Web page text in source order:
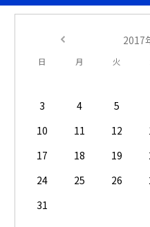
2017
日 月 火
3
4 5
10
11 12
17
18 19
24
25 26
31